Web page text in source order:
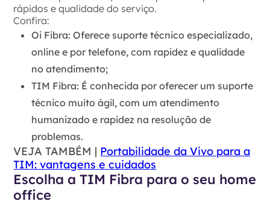
rápidos e qualidade do serviço.
Confira:
Oi Fibra: Oferece suporte técnico especializado,
online e por telefone, com rapidez e qualidade
no atendimento;
TIM Fibra: É conhecida por oferecer um suporte
técnico muito ágil, com um atendimento
humanizado e rapidez na resolução de
problemas.
VEJA TAMBÉM | Portabilidade da Vivo para a
TIM: vantagens e cuidados
Escolha a TIM Fibra para o seu home
office